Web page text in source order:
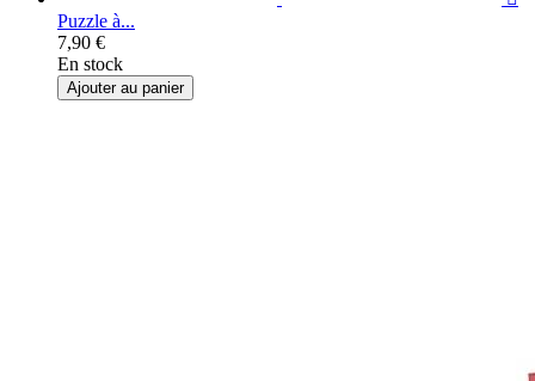
Puzzle à...
7,90 €
En stock
Ajouter au panier